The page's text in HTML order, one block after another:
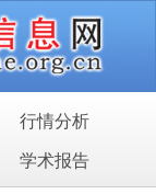
行情分析
学术报告